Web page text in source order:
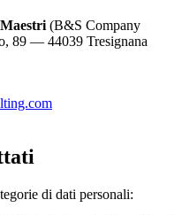
(B&S Company
89 — 44039 Tresignana
di dati personali: